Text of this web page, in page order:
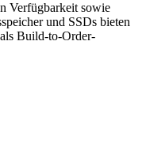
Verfügbarkeit sowie
und SSDs bieten
Build-to-Order-